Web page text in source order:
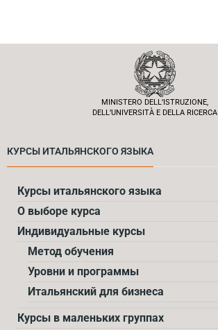
MINISTERO DELL’ISTRUZIONE,
DELL’UNIVERSITÀ E DELLA RICERCA
КУРСЫ ИТАЛЬЯНСКОГО ЯЗЫКА
Курсы итальянского языка
О выборе курса
Индивидуальные курсы
Метод обучения
Уровни и программы
Итальянский для бизнеса
Курсы в маленьких группах